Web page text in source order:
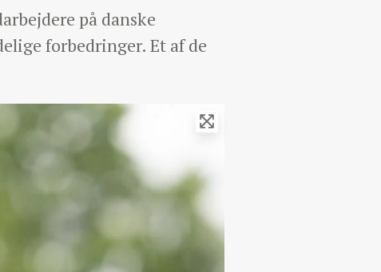
på danske
forbedringer. Et af de